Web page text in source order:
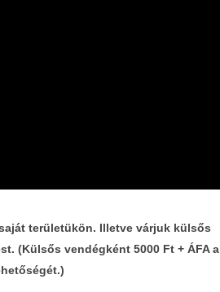
területükön. Illetve várjuk külsős
(Külsős vendégként 5000 Ft + ÁFA a